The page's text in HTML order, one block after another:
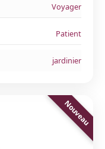
Voyager
Patient
jardinier